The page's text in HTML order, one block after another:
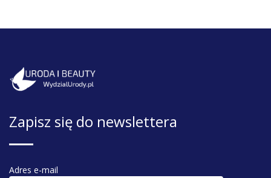
Zapisz się do newslettera
Adres e-mail